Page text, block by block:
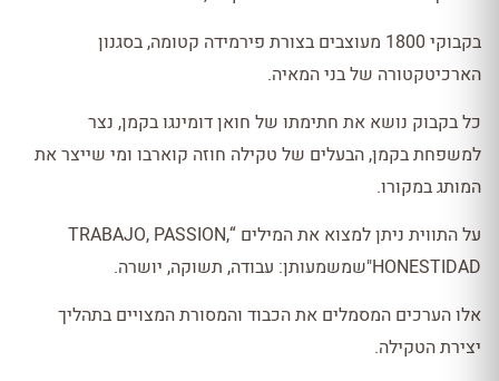
בקבוקי 1800 מעוצבים בצורת פירמידה קטומה, בסגנון
הארכיטקטורה של בני המאיה.
כל בקבוק נושא את חתימתו של חואן דומינגו בקמן, נצר
למשפחת בקמן, הבעלים של טקילה חוזה קוארבו ומי שייצר את
המותג במקורו.
על התווית ניתן למצוא את המילים “TRABAJO, PASSION,
HONESTIDAD"שמשמעותן: עבודה, תשוקה, יושרה.
אלו הערכים המסמלים את הכבוד והמסורת המצויים בתהליך
יצירת הטקילה.